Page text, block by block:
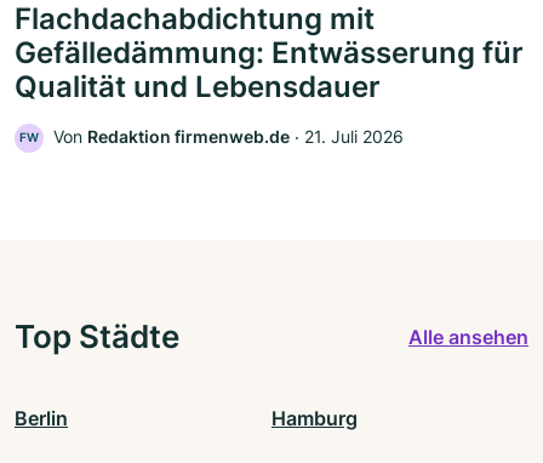
Flachdachabdichtung mit
Gefälledämmung: Entwässerung für
Qualität und Lebensdauer
FW Von Redaktion firmenweb.de ‧ 21. Juli 2026
Top Städte Alle ansehen
Berlin Hamburg